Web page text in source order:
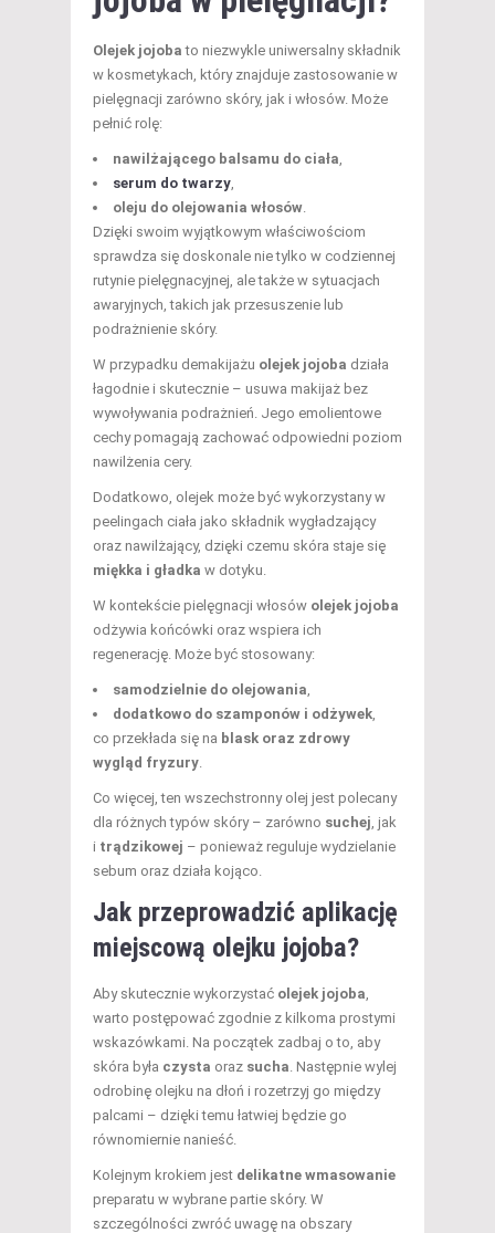
Olejek jojoba to niezwykle uniwersalny składnik
w kosmetykach, który znajduje zastosowanie w
pielęgnacji zarówno skóry, jak i włosów. Może
pełnić rolę:
nawilżającego balsamu do ciała
serum do twarzy
oleju do olejowania włosów
Dzięki swoim wyjątkowym właściwościom
sprawdza się doskonale nie tylko w codziennej
rutynie pielęgnacyjnej, ale także w sytuacjach
awaryjnych, takich jak przesuszenie lub
podrażnienie skóry.
W przypadku demakijażu olejek jojoba działa
łagodnie i skutecznie – usuwa makijaż bez
wywoływania podrażnień. Jego emolientowe
cechy pomagają zachować odpowiedni poziom
nawilżenia cery.
Dodatkowo, olejek może być wykorzystany w
peelingach ciała jako składnik wygładzający
oraz nawilżający, dzięki czemu skóra staje się
miękka i gładka w dotyku.
W kontekście pielęgnacji włosów olejek jojoba
odżywia końcówki oraz wspiera ich
regenerację. Może być stosowany:
samodzielnie do olejowania
dodatkowo do szamponów i odżywek
co przekłada się na blask oraz zdrowy
wygląd fryzury
Co więcej, ten wszechstronny olej jest polecany
dla różnych typów skóry – zarówno suchej , jak
i trądzikowej – ponieważ reguluje wydzielanie
sebum oraz działa kojąco.
Jak przeprowadzić aplikację
miejscową olejku jojoba?
Aby skutecznie wykorzystać olejek jojoba
warto postępować zgodnie z kilkoma prostymi
wskazówkami. Na początek zadbaj o to, aby
skóra była czysta oraz sucha . Następnie wylej
odrobinę olejku na dłoń i rozetrzyj go między
palcami – dzięki temu łatwiej będzie go
równomiernie nanieść.
Kolejnym krokiem jest delikatne wmasowanie
preparatu w wybrane partie skóry. W
szczególności zwróć uwagę na obszary